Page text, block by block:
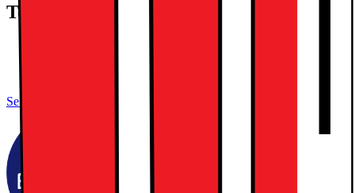
Teknisk specifikation
Se alla specifikationer